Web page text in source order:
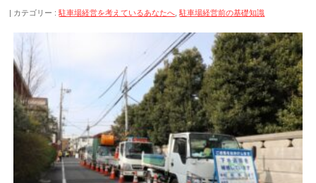
カテゴリー :駐車場経営を考えているあなたへ ,駐車場経営前の基礎知識